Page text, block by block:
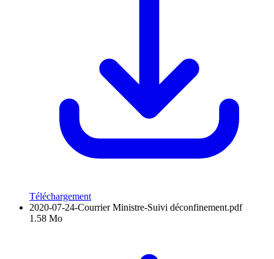
Téléchargement
2020-07-24-Courrier Ministre-Suivi déconfinement.pdf
1.58 Mo